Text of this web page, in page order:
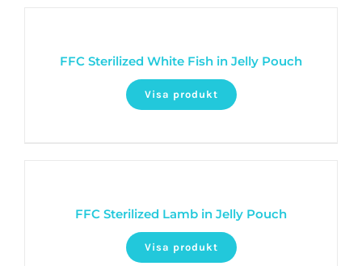
FFC Sterilized White Fish in Jelly Pouch
Visa produkt
FFC Sterilized Lamb in Jelly Pouch
Visa produkt